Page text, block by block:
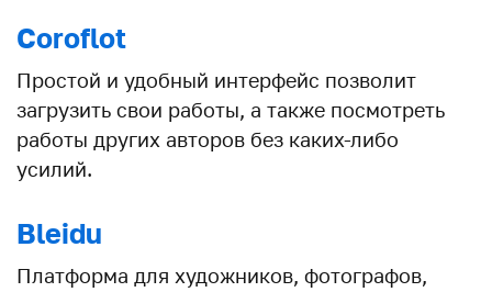
Coroflot
Простой и удобный интерфейс позволит
загрузить свои работы, а также посмотреть
работы других авторов без каких-либо
усилий.
Bleidu
Платформа для художников, фотографов,